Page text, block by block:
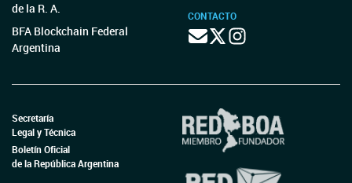
de la R. A.
BFA Blockchain Federal
Argentina
CONTACTO
Secretaría
Legal y Técnica
Boletín Oficial
de la República Argentina